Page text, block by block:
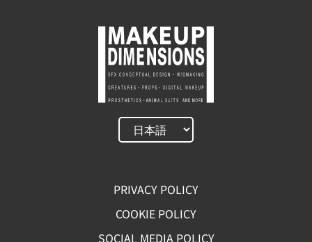
PRIVACY POLICY
COOKIE POLICY
SOCIAL MEDIA POLICY